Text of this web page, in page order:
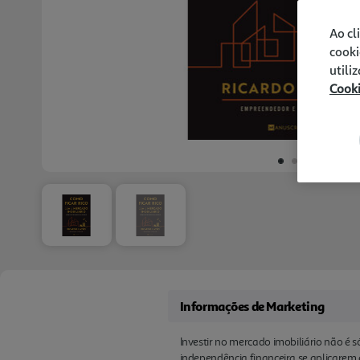
Informações de Marketing
Investir no mercado imobiliário não é
Ao